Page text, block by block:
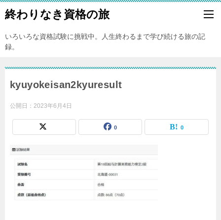
終わりなき資格の旅
いろいろな資格試験に挑戦中。人生終わるまで学び続ける旅の記
録。
kyuyokeisan2kyuresult
公開日： 2023年6月4日
0 0